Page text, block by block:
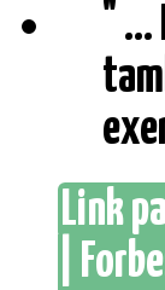
" ...
Link
|